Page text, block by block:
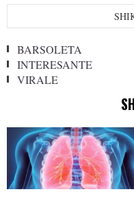
BARSOLETA
INTERESANTE
VIRALE